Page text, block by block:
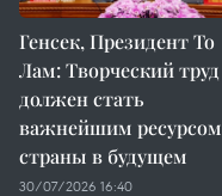
Генсек, Президент То
Лам: Творческий труд
должен стать
важнейшим ресурсом
страны в будущем
30/07/2026 16:40